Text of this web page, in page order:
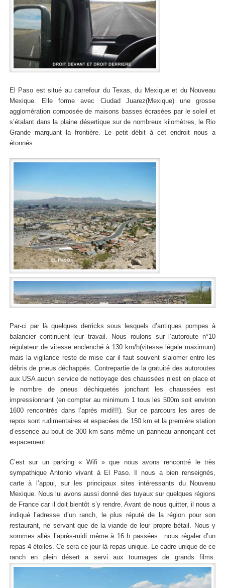
El Paso est situé au carrefour du Texas, du Mexique et du Nouveau
Mexique. Elle forme avec Ciudad Juarez(Mexique) une grosse
agglomération composée de maisons basses écrasées par le soleil et
s’étalant dans la plaine désertique sur de nombreux kilomètres, le Rio
Grande marquant la frontière. Le petit débit à cet endroit nous a
étonnés.
Par-ci par là quelques derricks sous lesquels d’antiques pompes à
balancier continuent leur travail. Nous roulons sur l’autoroute n°10
régulateur de vitesse enclenché à 130 km/h(vitesse légale maximum)
mais la vigilance reste de mise car il faut souvent slalomer entre les
débris de pneus déchappés. Contrepartie de la gratuité des autoroutes
aux USA aucun service de nettoyage des chaussées n’est en place et
le nombre de pneus déchiquetés jonchant les chaussées est
impressionnant (en compter au minimum 1 tous les 500m soit environ
1600 rencontrés dans l’après midi!!!). Sur ce parcours les aires de
repos sont rudimentaires et espacées de 150 km et la première station
d’essence au bout de 300 km sans même un panneau annonçant cet
espacement.
C’est sur un parking « Wifi » que nous avons rencontré le très
sympathique Antonio vivant à El Paso. Il nous a bien renseignés,
carte à l’appui, sur les principaux sites intéressants du Nouveau
Mexique. Nous lui avons aussi donné des tuyaux sur quelques régions
de France car il doit bientôt s’y rendre. Avant de nous quitter, il nous a
indiqué l’adresse d’un ranch, le plus réputé de la région pour son
restaurant, ne servant que de la viande de leur propre bétail. Nous y
sommes allés l’après-midi même à 16 h passées…nous régaler d’un
repas 4 étoiles. Ce sera ce jour-là repas unique. Le cadre unique de ce
ranch en plein désert a servi aux tournages de grands films.